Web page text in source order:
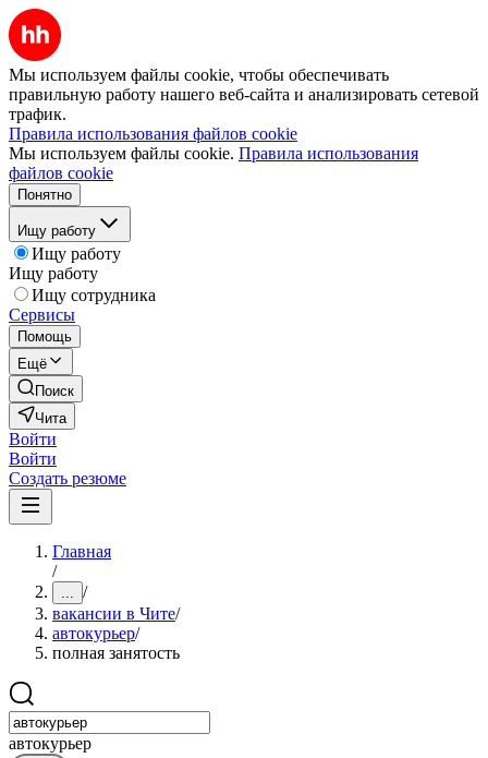
Мы используем файлы cookie, чтобы обеспечивать
правильную работу нашего веб-сайта и анализировать сетевой
трафик.
Правила использования файлов cookie
Мы используем файлы cookie. Правила использования
файлов cookie
Понятно
Ищу работу
Ищу работу
Ищу работу
Ищу сотрудника
Сервисы
Помощь
Ещё
Поиск
Чита
Войти
Войти
Создать резюме
Главная
/
... /
вакансии в Чите/
автокурьер/
полная занятость
автокурьер